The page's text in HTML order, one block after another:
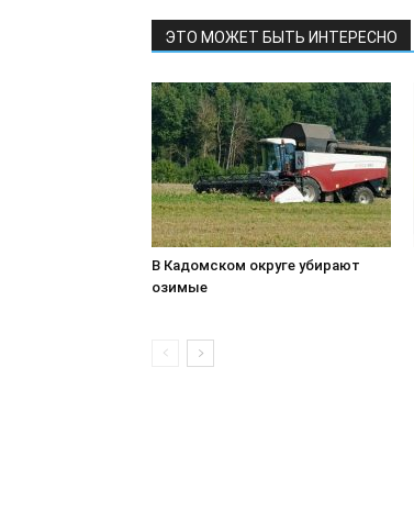
ЭТО МОЖЕТ БЫТЬ ИНТЕРЕСНО
В Кадомском округе убирают
озимые